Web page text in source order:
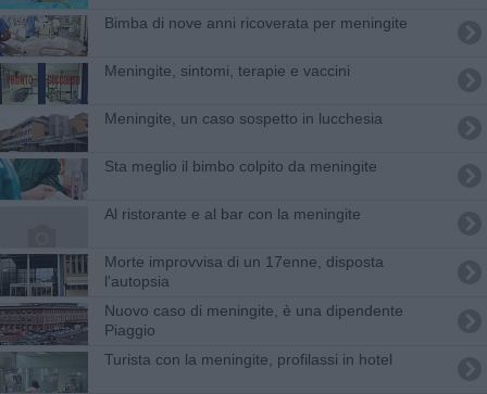
Bimba di nove anni ricoverata per meningite
Meningite, sintomi, terapie e vaccini
Meningite, un caso sospetto in lucchesia
Sta meglio il bimbo colpito da meningite
Al ristorante e al bar con la meningite
Morte improvvisa di un 17enne, disposta
l'autopsia
Nuovo caso di meningite, è una dipendente
Piaggio
Turista con la meningite, profilassi in hotel